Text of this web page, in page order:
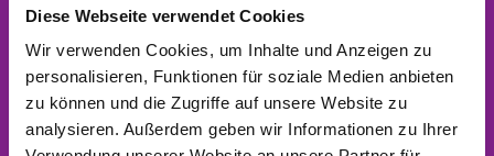
Diese Webseite verwendet Cookies
Wir verwenden Cookies, um Inhalte und Anzeigen zu
personalisieren, Funktionen für soziale Medien anbieten
zu können und die Zugriffe auf unsere Website zu
analysieren. Außerdem geben wir Informationen zu Ihrer
Newsletter
Jetzt kostenlos anmelden und
10% Rabatt
nächste Bestellung erhalten.
JETZT ANMELDEN